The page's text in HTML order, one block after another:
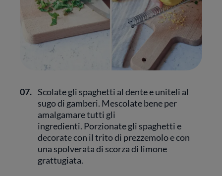
07. Scolate gli spaghetti al dente e uniteli al
sugo di gamberi. Mescolate bene per
amalgamare tutti gli
ingredienti. Porzionate gli spaghetti e
decorate con il trito di prezzemolo e con
una spolverata di scorza di limone
grattugiata.